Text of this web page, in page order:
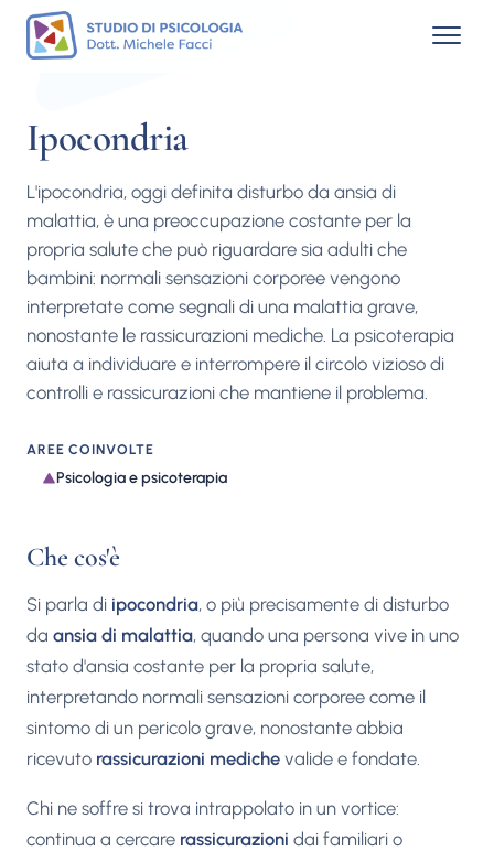
Ipocondria
L'ipocondria, oggi definita disturbo da ansia di
malattia, è una preoccupazione costante per la
propria salute che può riguardare sia adulti che
bambini: normali sensazioni corporee vengono
interpretate come segnali di una malattia grave,
nonostante le rassicurazioni mediche. La psicoterapia
aiuta a individuare e interrompere il circolo vizioso di
controlli e rassicurazioni che mantiene il problema.
AREE COINVOLTE
Psicologia e psicoterapia
Che cos'è
Si parla di ipocondria, o più precisamente di disturbo
da ansia di malattia, quando una persona vive in uno
stato d'ansia costante per la propria salute,
interpretando normali sensazioni corporee come il
sintomo di un pericolo grave, nonostante abbia
ricevuto rassicurazioni mediche valide e fondate.
Chi ne soffre si trova intrappolato in un vortice:
continua a cercare rassicurazioni dai familiari o